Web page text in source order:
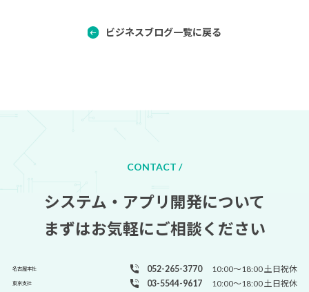
ビジネスブログ一覧に戻る
CONTACT /
システム・アプリ開発について
まずはお気軽にご相談ください
名古屋本社 052-265-3770 10:00～18:00 土日祝休
東京支社 03-5544-9617 10:00～18:00 土日祝休